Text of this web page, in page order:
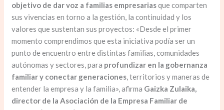
objetivo de dar voz a familias empresariasque comparten
sus vivencias en torno a la gestión, la continuidad y los
valores que sustentan sus proyectos: «Desde el primer
momento comprendimos que esta iniciativa podía ser un
punto de encuentro entre distintas familias, comunidades
autónomas y sectores, para profundizar en la gobernanza
familiar y conectar generaciones, territorios y maneras de
entender la empresa y la familia», afirma Gaizka Zulaika,
director de la Asociación de la Empresa Familiar de